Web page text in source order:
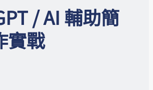
/ AI 輔助簡
實戰